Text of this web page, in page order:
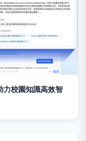
力校園知識高效智